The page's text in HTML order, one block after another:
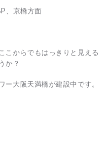
、京橋方面
こからでもはっきりと見える
か？
ー大阪天満橋が建設中です。